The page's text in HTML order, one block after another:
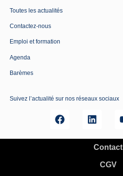
Toutes les actualités
Contactez-nous
Emploi et formation
Agenda
Barèmes
Suivez l’actualité sur nos réseaux sociaux
Contact
CGV